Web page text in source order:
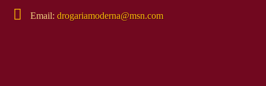
Email: drogariamoderna@msn.com